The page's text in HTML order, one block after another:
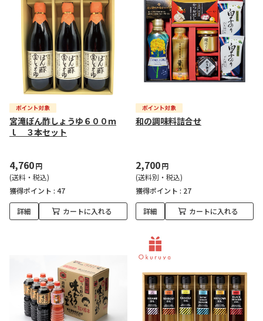
宮滝ぽん酢しょうゆ６００ｍ
ｌ ３本セット
4,760円
(送料・税込)
獲得ポイント : 47
詳細 カートに入れる
和の調味料詰合せ
2,700円
(送料別・税込)
獲得ポイント : 27
詳細 カートに入れる